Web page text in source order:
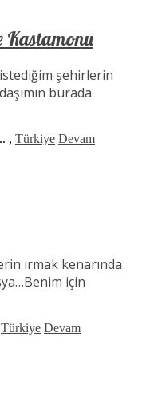
Kastamonu
şehirlerin
burada
, Türkiye Devam
ırmak kenarında
için
Türkiye Devam